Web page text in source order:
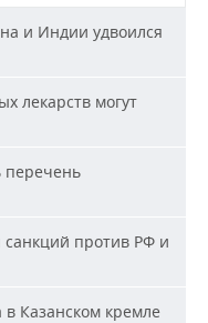
и Индии удвоился
лекарств могут
перечень
санкций против РФ и
в Казанском кремле